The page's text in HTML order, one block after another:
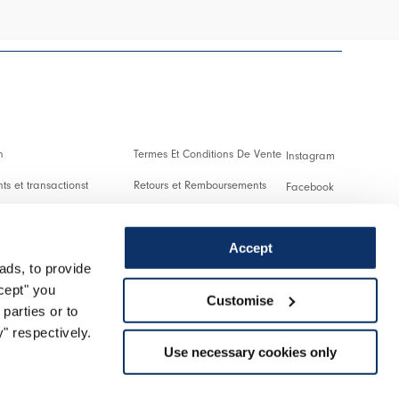
to provide
you
or to
respectively.
Accept
Customise
Use necessary cookies only
et transactionst
un retour
Termes Et Conditions De Vente
Retours et Remboursements
Cookies
Instagram
Facebook
Twitter
Spotify